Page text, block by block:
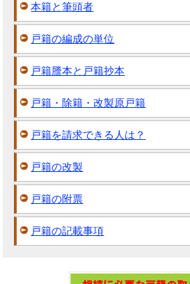
本籍と筆頭者
戸籍の編成の単位
戸籍謄本と戸籍抄本
戸籍・除籍・改製原戸籍
戸籍を請求できる人は？
戸籍の改製
戸籍の附票
戸籍の記載事項